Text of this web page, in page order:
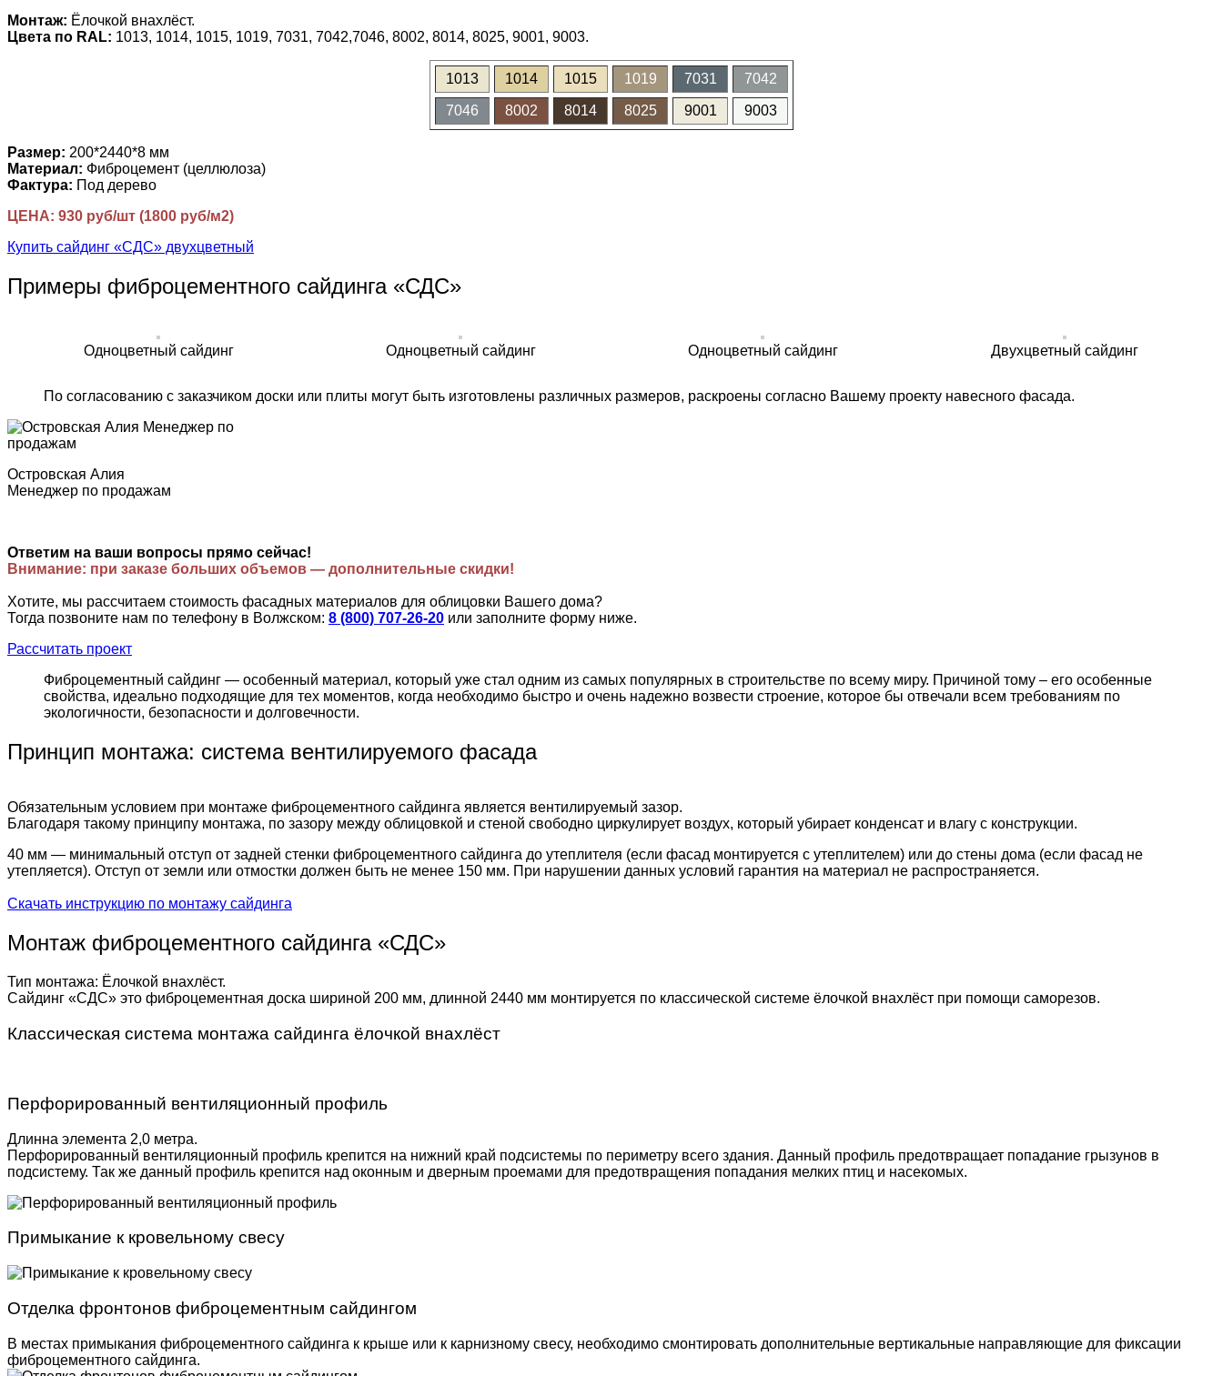
Монтаж: Ёлочкой внахлёст.
Цвета по RAL: 1013, 1014, 1015, 1019, 7031, 7042,7046, 8002, 8014, 8025, 9001, 9003.
1013 1014 1015 1019 7031 7042
7046 8002 8014 8025 9001 9003
Размер: 200*2440*8 мм
Материал: Фиброцемент (целлюлоза)
Фактура: Под дерево
ЦЕНА: 930 руб/шт (1800 руб/м2)
Купить сайдинг «СДС» двухцветный
Примеры фиброцементного сайдинга «СДС»
Одноцветный сайдинг Одноцветный сайдинг Одноцветный сайдинг Двухцветный сайдинг
По согласованию с заказчиком доски или плиты могут быть изготовлены различных размеров, раскроены согласно Вашему проекту навесного фасада.
Островская Алия
Менеджер по продажам
Ответим на ваши вопросы прямо сейчас!
Внимание: при заказе больших объемов — дополнительные скидки!
Хотите, мы рассчитаем стоимость фасадных материалов для облицовки Вашего дома?
Тогда позвоните нам по телефону в Волжском: 8 (800) 707-26-20 или заполните форму ниже.
Рассчитать проект
Фиброцементный сайдинг — особенный материал, который уже стал одним из самых популярных в строительстве по всему миру. Причиной тому – его особенные
свойства, идеально подходящие для тех моментов, когда необходимо быстро и очень надежно возвести строение, которое бы отвечали всем требованиям по
экологичности, безопасности и долговечности.
Принцип монтажа: система вентилируемого фасада
Обязательным условием при монтаже фиброцементного сайдинга является вентилируемый зазор.
Благодаря такому принципу монтажа, по зазору между облицовкой и стеной свободно циркулирует воздух, который убирает конденсат и влагу с конструкции.
40 мм — минимальный отступ от задней стенки фиброцементного сайдинга до утеплителя (если фасад монтируется с утеплителем) или до стены дома (если фасад не
утепляется). Отступ от земли или отмостки должен быть не менее 150 мм. При нарушении данных условий гарантия на материал не распространяется.
Скачать инструкцию по монтажу сайдинга
Монтаж фиброцементного сайдинга «СДС»
Тип монтажа: Ёлочкой внахлёст.
Сайдинг «СДС» это фиброцементная доска шириной 200 мм, длинной 2440 мм монтируется по классической системе ёлочкой внахлёст при помощи саморезов.
Классическая система монтажа сайдинга ёлочкой внахлёст
Перфорированный вентиляционный профиль
Длинна элемента 2,0 метра.
Перфорированный вентиляционный профиль крепится на нижний край подсистемы по периметру всего здания. Данный профиль предотвращает попадание грызунов в
подсистему. Так же данный профиль крепится над оконным и дверным проемами для предотвращения попадания мелких птиц и насекомых.
Примыкание к кровельному свесу
Отделка фронтонов фиброцементным сайдингом
В местах примыкания фиброцементного сайдинга к крыше или к карнизному свесу, необходимо смонти­ровать дополнительные вертикальные направляю­щие для фиксации
фиброцементного сайдинга.